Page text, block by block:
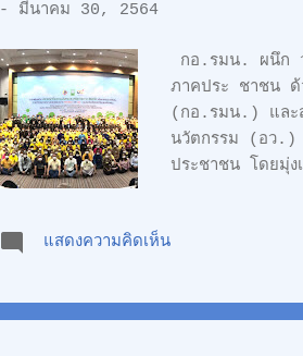
- มีนาคม 30, 2564
กอ.รมน. ผนึก ว
ภาคประ ชาชน ด้
(กอ.รมน.) และส
นวัตกรรม (อว.)
ประชาชน โดยมุ่ง
เลขาธิการกอง
ประชาชนในหลา
แสดงความคิดเห็น